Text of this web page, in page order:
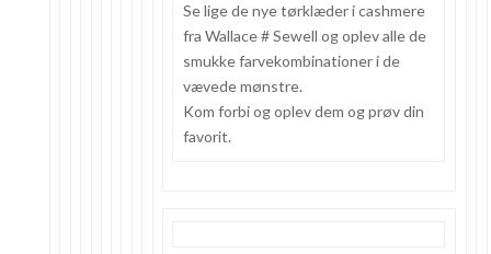
Se lige de nye tørklæder i cashmere
fra Wallace # Sewell og oplev alle de
smukke farvekombinationer i de
vævede mønstre.
Kom forbi og oplev dem og prøv din
favorit.